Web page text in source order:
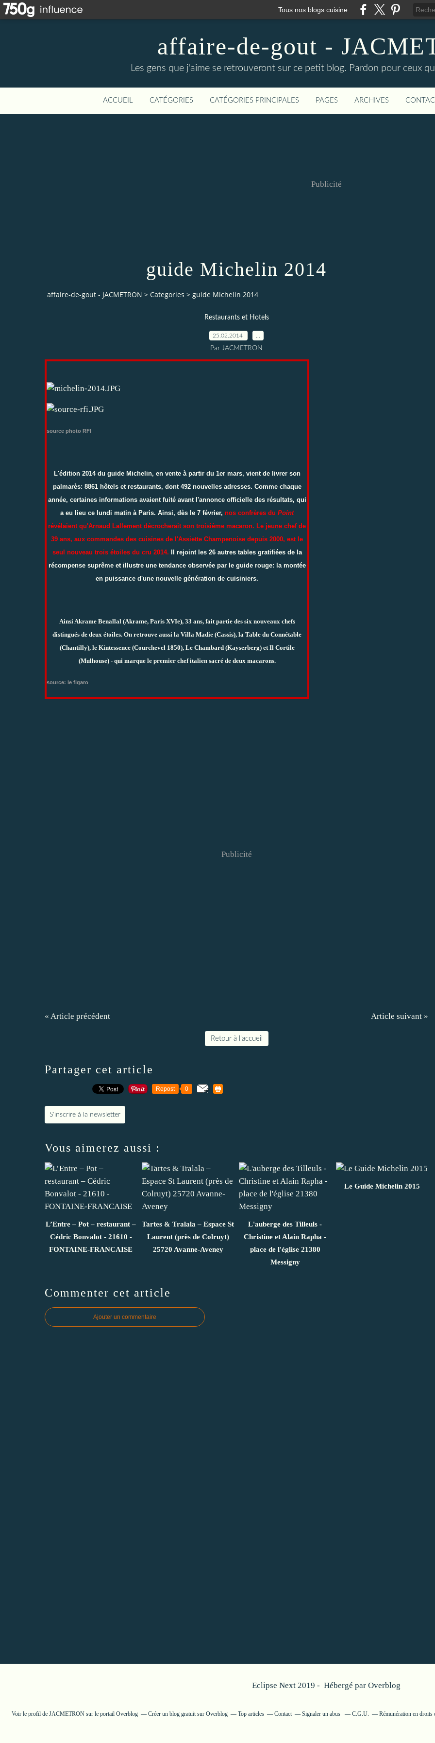
Tous nos blogs cuisine
affaire-de-gout -
Les gens que j'aime se retrouveront sur ce petit blog. Pardon pour ceux
ACCUEIL CATÉGORIES CATÉGORIES PRINCIPALES PAGES ARCHIVES
Publicité
guide Michelin 2014
affaire-de-gout - JACMETRON > Categories > guide Michelin 2014
Restaurants et Hotels
25.02.2014
Par JACMETRON
source photo RFI
L'édition 2014 du guide Michelin, en vente à partir du 1er mars, vient de livrer son
palmarès: 8861 hôtels et restaurants, dont 492 nouvelles adresses. Comme chaque
année, certaines informations avaient fuité avant l'annonce officielle des résultats, qui
a eu lieu ce lundi matin à Paris. Ainsi, dès le 7 février, nos confrères du Point
révélaient qu'Arnaud Lallement décrocherait son troisième macaron. Le jeune chef de
39 ans, aux commandes des cuisines de l'Assiette Champenoise depuis 2000, est le
seul nouveau trois étoiles du cru 2014. Il rejoint les 26 autres tables gratifiées de la
récompense suprême et illustre une tendance observée par le guide rouge: la montée
en puissance d'une nouvelle génération de cuisiniers.
Ainsi Akrame Benallal (Akrame, Paris XVIe), 33 ans, fait partie des six nouveaux chefs
distingués de deux étoiles. On retrouve aussi la Villa Madie (Cassis), la Table du Connétable
(Chantilly), le Kintessence (Courchevel 1850), Le Chambard (Kayserberg) et Il Cortile
(Mulhouse) - qui marque le premier chef italien sacré de deux macarons.
source: le figaro
Publicité
« Article précédent Article suivant »
Retour à l'accueil
Partager cet article
Repost 0
S'inscrire à la newsletter
Vous aimerez aussi :
L’Entre – Pot – restaurant –
Cédric Bonvalot - 21610 -
FONTAINE-FRANCAISE
Tartes & Tralala – Espace St
Laurent (près de Colruyt)
25720 Avanne-Aveney
L'auberge des Tilleuls -
Christine et Alain Rapha -
place de l'église 21380
Messigny
Le Guide Michelin 2015
Commenter cet article
Ajouter un commentaire
Eclipse Next 2019 - Hébergé par Overblog
Voir le profil de JACMETRON sur le portail Overblog Créer un blog gratuit sur Overblog Top articles Contact Signaler un abus C.G.U. Rémunération en droits